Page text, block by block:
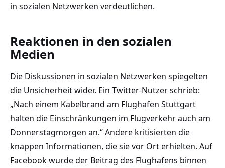
in sozialen Netzwerken verdeutlichen.
Reaktionen in den sozialen
Medien
Die Diskussionen in sozialen Netzwerken spiegelten
die Unsicherheit wider. Ein Twitter-Nutzer schrieb:
„Nach einem Kabelbrand am Flughafen Stuttgart
halten die Einschränkungen im Flugverkehr auch am
Donnerstagmorgen an.“ Andere kritisierten die
knappen Informationen, die sie vor Ort erhielten. Auf
Facebook wurde der Beitrag des Flughafens binnen